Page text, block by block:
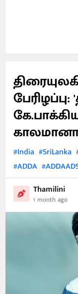
#India #SriLanka
#ADDA
Thamilini
1 month ago